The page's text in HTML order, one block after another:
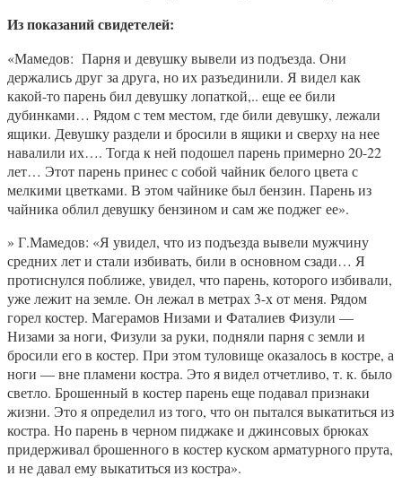
Из показаний свидетелей:
«Мамедов: Парня и девушку вывели из подъезда. Они
держались друг за друга, но их разъединили. Я видел как
какой-то парень бил девушку лопаткой,.. еще ее били
дубинками… Рядом с тем местом, где били девушку, лежали
ящики. Девушку раздели и бросили в ящики и сверху на нее
навалили их…. Тогда к ней подошел парень примерно 20-22
лет… Этот парень принес с собой чайник белого цвета с
мелкими цветками. В этом чайнике был бензин. Парень из
чайника облил девушку бензином и сам же поджег ее».
» Г.Мамедов: «Я увидел, что из подъезда вывели мужчину
средних лет и стали избивать, били в основном сзади… Я
протиснулся поближе, увидел, что парень, которого избивали,
уже лежит на земле. Он лежал в метрах 3-х от меня. Рядом
горел костер. Магерамов Низами и Фаталиев Физули —
Низами за ноги, Физули за руки, подняли парня с земли и
бросили его в костер. При этом туловище оказалось в костре, а
ноги — вне пламени костра. Это я видел отчетливо, т. к. было
светло. Брошенный в костер парень еще подавал признаки
жизни. Это я определил из того, что он пытался выкатиться из
костра. Но парень в черном пиджаке и джинсовых брюках
придерживал брошенного в костер куском арматурного прута,
и не давал ему выкатиться из костра».